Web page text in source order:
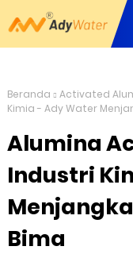
Beranda Activated
Kimia - Ady Water
Alumina
Industri
Bima